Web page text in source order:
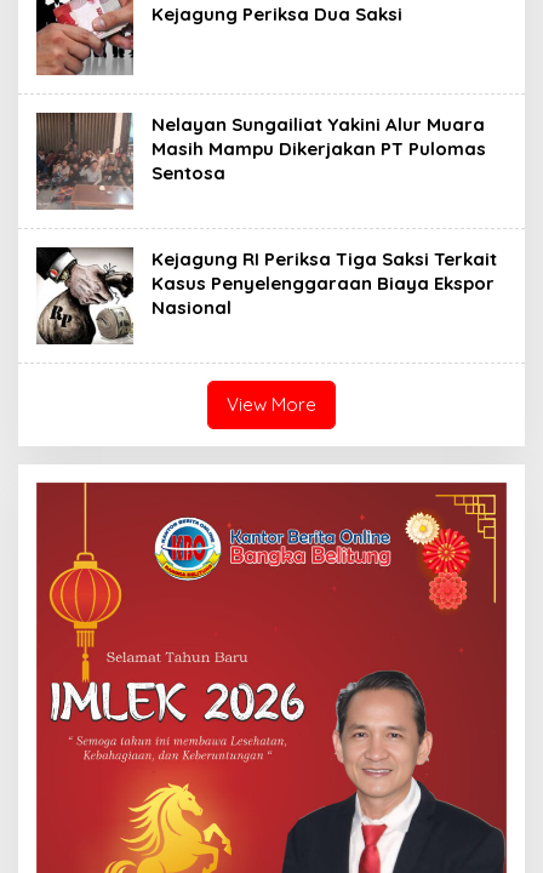
Kejagung Periksa Dua Saksi
Nelayan Sungailiat Yakini Alur Muara
Masih Mampu Dikerjakan PT Pulomas
Sentosa
Kejagung RI Periksa Tiga Saksi Terkait
Kasus Penyelenggaraan Biaya Ekspor
Nasional
View More